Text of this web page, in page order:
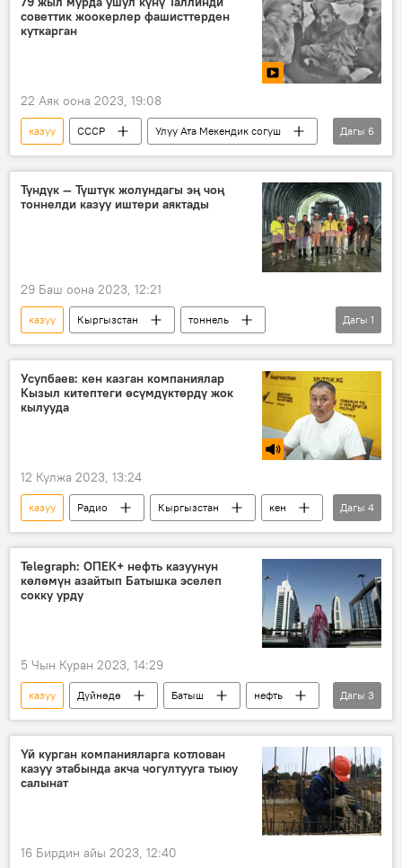
советтик жоокерлер фашисттерден
куткарган
22 Аяк оона 2023, 19:08
казуу СССР
Улуу Ата Мекендик согуш
Кызыл армия
Таллин
эстелик
жоокер
мүрзө Видео
Дагы 6
Түндүк — Түштүк жолундагы эң чоң
тоннелди казуу иштери аяктады
29 Баш оона 2023, 12:21
казуу Кыргызстан
тоннель
аяктоо
Дагы 1
Усупбаев: кен казган компаниялар
Кызыл китептеги өсүмдүктөрдү жок
кылууда
12 Кулжа 2023, 13:24
казуу Радио Кыргызстан
кен
экология
кызыл китеп
өсүмдүктөр
Адилет Усупбаев
Дагы 4
Telegraph: ОПЕК+ нефть казуунун
көлөмүн азайтып Батышка эселеп
сокку урду
5 Чын Куран 2023, 14:29
казуу Дүйнөдө Батыш
нефть
Россия
көлөм келишим
Дагы 3
Үй курган компанияларга котлован
казуу этабында акча чогултууга тыюу
салынат
16 Бирдин айы 2023, 12:40